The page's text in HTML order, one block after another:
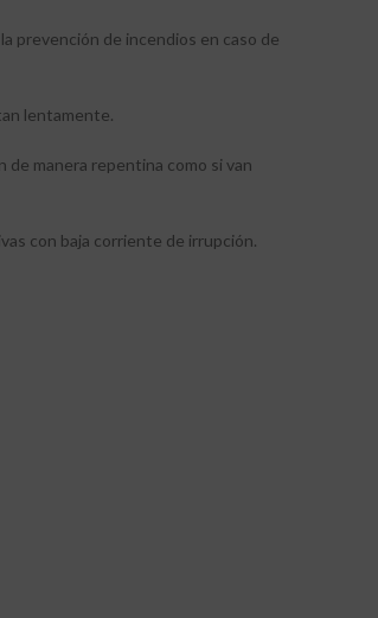
prevención de incendios en caso de
lentamente.
manera repentina como si van
con baja corriente de irrupción.